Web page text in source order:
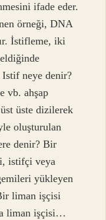
ifade eder.
örneği, DNA
İstifleme, iki
neye denir?
vb. ahşap
üste dizilerek
oluşturulan
denir? Bir
istifçi veya
yükleyen
liman işçisi
liman işçisi…